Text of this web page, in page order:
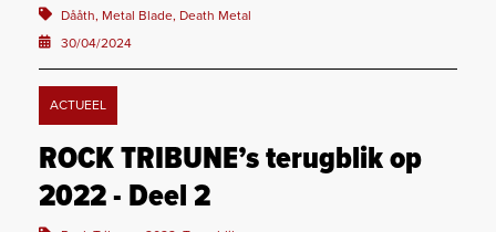
Dååth, Metal Blade, Death Metal
30/04/2024
ACTUEEL
ROCK TRIBUNE’s terugblik op
2022 - Deel 2